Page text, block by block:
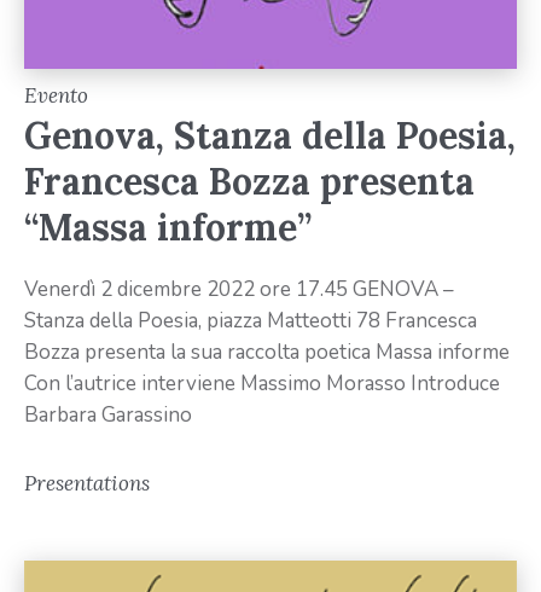
Evento
Genova, Stanza della Poesia,
Francesca Bozza presenta
“Massa informe”
Venerdì 2 dicembre 2022 ore 17.45 GENOVA –
Stanza della Poesia, piazza Matteotti 78 Francesca
Bozza presenta la sua raccolta poetica Massa informe
Con l’autrice interviene Massimo Morasso Introduce
Barbara Garassino
Presentations